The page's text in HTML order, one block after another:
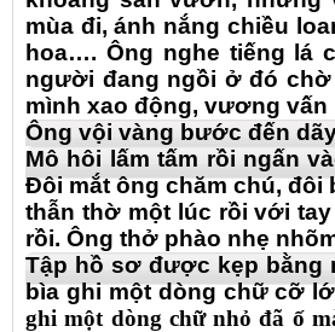
mùa đi, ánh nắng chiều
hoa…. Ông nghe tiếng lá
người đang ngồi ở đó
mình xao động, vương vấn
Ông vội vàng bước đến
Mô hôi lấm tấm rồi ngấn
Đôi mắt ông chăm chú, đôi
thẫn thờ một lúc rồi với
rồi. Ông thở phào nhẹ
Tập hồ sơ được kẹp bằng
bìa ghi một dòng chữ cỡ
ghi một dòng chữ nhỏ đã ố